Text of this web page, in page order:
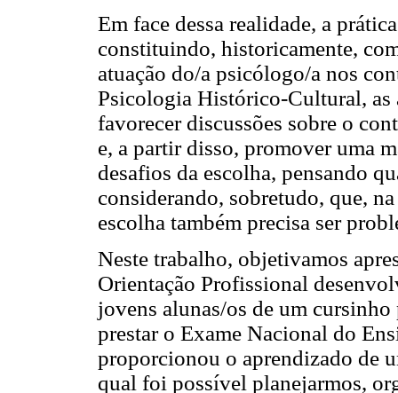
Em face dessa realidade, a
constituindo, historicamente,
atuação do/a psicólogo/a nos
Psicologia Histórico-Cultural, as
favorecer discussões sobre o
e, a partir disso, promover uma
desafios da escolha, pensando
considerando, sobretudo, que,
escolha também precisa ser
Neste trabalho, objetivamos
Orientação Profissional
jovens alunas/os de um
prestar o Exame Nacional do
proporcionou o aprendizado de
qual foi possível planejarmos,